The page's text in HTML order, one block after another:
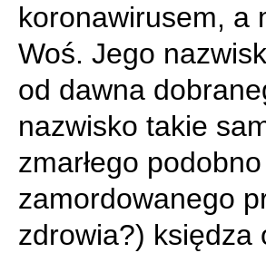
koronawirusem, a
Woś. Jego
od dawna
nazwisko takie
zmarłego
zamordowanego
zdrowia?) księdza